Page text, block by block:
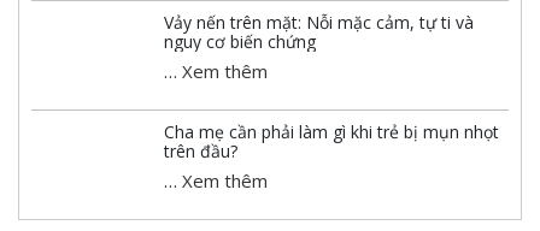
Vảy nến trên mặt: Nỗi mặc cảm, tự ti và
nguy cơ biến chứng
… Xem thêm
Cha mẹ cần phải làm gì khi trẻ bị mụn nhọt
trên đầu?
… Xem thêm